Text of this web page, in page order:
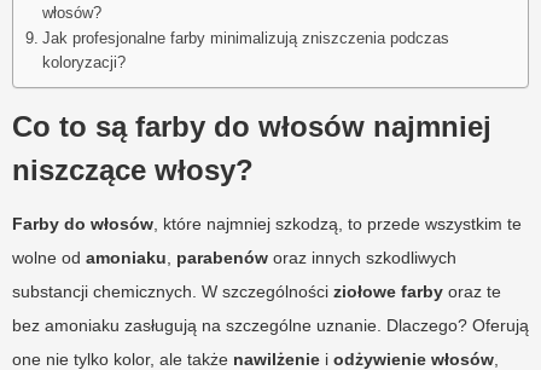
włosów?
Jak profesjonalne farby minimalizują zniszczenia podczas
koloryzacji?
Co to są farby do włosów najmniej
niszczące włosy?
Farby do włosów , które najmniej szkodzą, to przede wszystkim te
wolne od amoniaku parabenów oraz innych szkodliwych
substancji chemicznych. W szczególności ziołowe farby oraz te
bez amoniaku zasługują na szczególne uznanie. Dlaczego? Oferują
one nie tylko kolor, ale także nawilżenie i odżywienie włosów